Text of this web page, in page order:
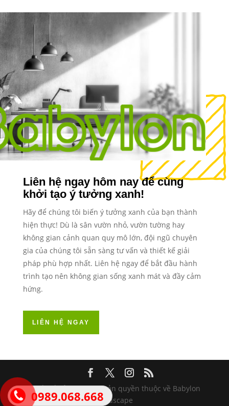
0989.068.668
Liên hệ ngay hôm nay để cùng
khởi tạo ý tưởng xanh!
Hãy để chúng tôi biến ý tưởng xanh của bạn thành
hiện thực! Dù là sân vườn nhỏ, vườn tường hay
không gian cảnh quan quy mô lớn, đội ngũ chuyên
gia của chúng tôi sẵn sàng tư vấn và thiết kế giải
pháp phù hợp nhất. Liên hệ ngay để bắt đầu hành
trình tạo nên không gian sống xanh mát và đầy cảm
hứng.
LIÊN HỆ NGAY
Thiết kế bởi Wisera | Bản quyền thuộc về Babylon
Landscape